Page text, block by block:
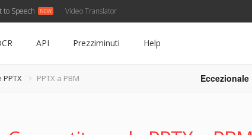
to Speech Video Translator
API Prezziminuti Help
PPTX a PBM Eccezionale